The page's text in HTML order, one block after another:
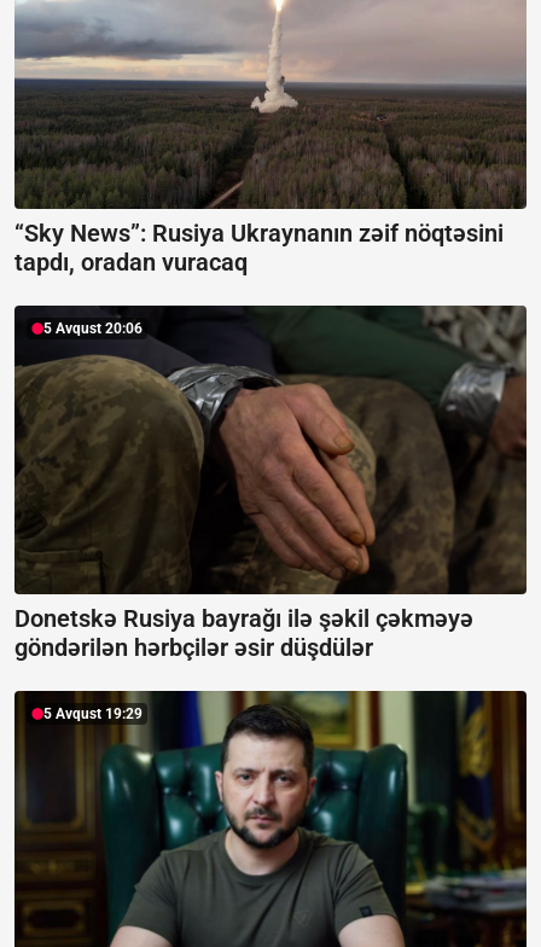
“Sky News”: Rusiya Ukraynanın zəif nöqtəsini
tapdı, oradan vuracaq
5 Avqust 20:06
Donetskə Rusiya bayrağı ilə şəkil çəkməyə
göndərilən hərbçilər əsir düşdülər
5 Avqust 19:29